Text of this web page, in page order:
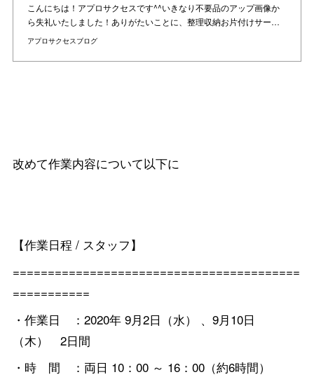
こんにちは！アプロサクセスです^^いきなり不要品のアップ画像か
ら失礼いたしました！ありがたいことに、整理収納お片付けサー…
アプロサクセスブログ
改めて作業内容について以下に
【作業日程 / スタッフ】
=========================================
===========
・作業日 ：2020年 9月2日（水） 、9月10日
（木） 2日間
・時 間 ：両日 10：00 ～ 16：00（約6時間）